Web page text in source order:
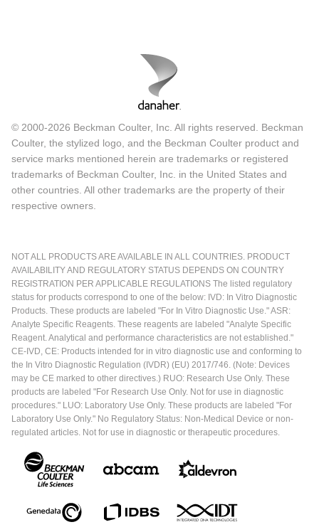
© 2000-2026 Beckman Coulter, Inc. All rights reserved. Beckman
Coulter, the stylized logo, and the Beckman Coulter product and
service marks mentioned herein are trademarks or registered
trademarks of Beckman Coulter, Inc. in the United States and
other countries. All other trademarks are the property of their
respective owners.
NOT ALL PRODUCTS ARE AVAILABLE IN ALL COUNTRIES. PRODUCT
AVAILABILITY AND REGULATORY STATUS DEPENDS ON COUNTRY
REGISTRATION PER APPLICABLE REGULATIONS The listed regulatory
status for products correspond to one of the below: IVD: In Vitro Diagnostic
Products. These products are labeled "For In Vitro Diagnostic Use." ASR:
Analyte Specific Reagents. These reagents are labeled "Analyte Specific
Reagent. Analytical and performance characteristics are not established."
CE-IVD, CE: Products intended for in vitro diagnostic use and conforming to
the In Vitro Diagnostic Regulation (IVDR) (EU) 2017/746. (Note: Devices
may be CE marked to other directives.) RUO: Research Use Only. These
products are labeled "For Research Use Only. Not for use in diagnostic
procedures." LUO: Laboratory Use Only. These products are labeled "For
Laboratory Use Only." No Regulatory Status: Non-Medical Device or non-
regulated articles. Not for use in diagnostic or therapeutic procedures.